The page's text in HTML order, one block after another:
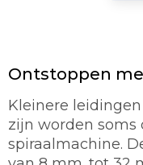
Ontstoppen
Kleinere
zijn worden
spiraalmachine.